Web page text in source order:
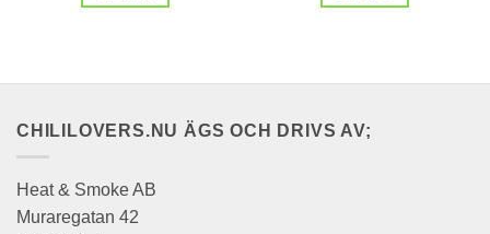
CHILILOVERS.NU ÄGS OCH DRIVS AV;
Heat & Smoke AB
Muraregatan 42